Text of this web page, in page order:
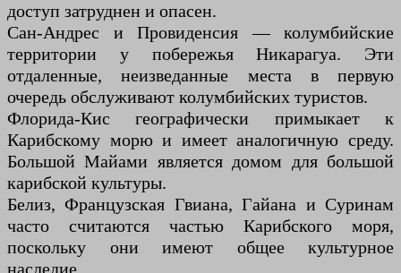
доступ затруднен и опасен.
Сан-Андрес и Провиденсия — колумбийские
территории у побережья Никарагуа. Эти
отдаленные, неизведанные места в первую
очередь обслуживают колумбийских туристов.
Флорида-Кис географически примыкает к
Карибскому морю и имеет аналогичную среду.
Большой Майами является домом для большой
карибской культуры.
Белиз, Французская Гвиана, Гайана и Суринам
часто считаются частью Карибского моря,
поскольку они имеют общее культурное
наследие.